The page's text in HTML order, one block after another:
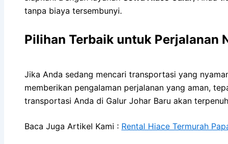
tanpa biaya tersembunyi.
Pilihan Terbaik untuk Perjalanan
Jika Anda sedang mencari transportasi yang
memberikan pengalaman perjalanan yang aman,
transportasi Anda di Galur Johar Baru akan
Baca Juga Artikel Kami : Rental Hiace Termurah